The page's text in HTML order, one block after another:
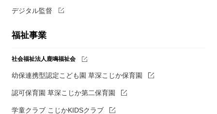
デジタル監督
福祉事業
社会福祉法人鹿鳴福祉会
幼保連携型認定こども園 草深こじか保育園
認可保育園 草深こじか第二保育園
学童クラブ こじかKIDSクラブ